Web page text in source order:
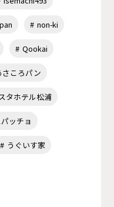
non-ki
Qookai
さころパン
タホテル松浦
ッチョ
うぐいす家